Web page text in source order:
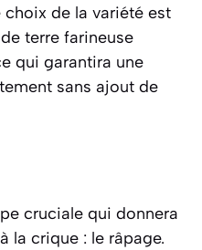
de la variété est
terre farineuse
qui garantira une
sans ajout de
cruciale qui donnera
la crique : le râpage.